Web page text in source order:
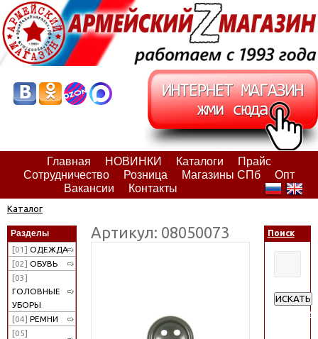
Главная НОВИНКИ Каталоги
Прайс
Сотрудничество
Розница Магазины СПб
Опт
Вакансии
Контакты
Каталог
Разделы
[01] ОДЕЖДА
[02] ОБУВЬ
[03]
ГОЛОВНЫЕ
УБОРЫ
[04] РЕМНИ
[05]
Артикул: 08050073 Поиск
ИСКАТЬ